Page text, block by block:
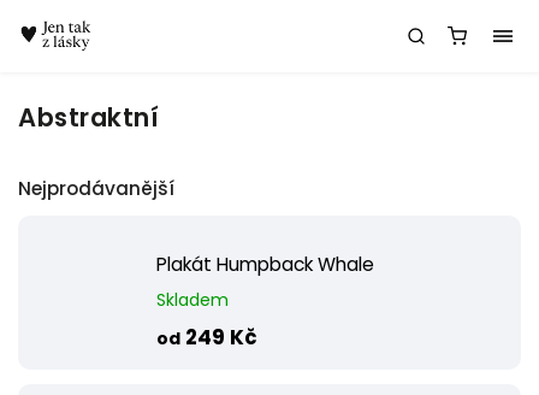
Abstraktní
Nejprodávanější
Plakát Humpback Whale
Skladem
od 249 Kč